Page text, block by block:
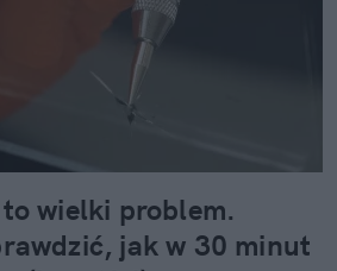
wielki problem.
jak w 30 minut